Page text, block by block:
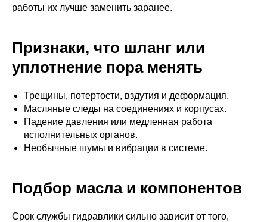
работы их лучше заменить заранее.
Признаки, что шланг или
уплотнение пора менять
Трещины, потертости, вздутия и деформация.
Масляные следы на соединениях и корпусах.
Падение давления или медленная работа
исполнительных органов.
Необычные шумы и вибрации в системе.
Подбор масла и компонентов
Срок службы гидравлики сильно зависит от того,